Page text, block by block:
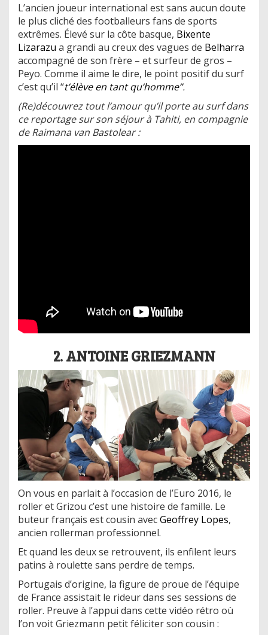
L’ancien joueur international est sans aucun doute
le plus cliché des footballeurs fans de sports
extrêmes. Élevé sur la côte basque, Bixente
Lizarazu a grandi au creux des vagues de Belharra
accompagné de son frère – et surfeur de gros –
Peyo. Comme il aime le dire, le point positif du surf
c’est qu’il “t’élève en tant qu’homme”.
(Re)découvrez tout l’amour qu’il porte au surf dans
ce reportage sur son séjour à Tahiti, en compagnie
de Raimana van Bastolear :
2. ANTOINE GRIEZMANN
On vous en parlait à l’occasion de l’Euro 2016, le
roller et Grizou c’est une histoire de famille. Le
buteur français est cousin avecGeoffrey Lopes,
ancien rollerman professionnel.
Et quand les deux se retrouvent, ils enfilent leurs
patins à roulette sans perdre de temps.
Portugais d’origine, la figure de proue de l’équipe
de France assistait le rideur dans ses sessions de
roller. Preuve à l’appui dans cette vidéo rétro où
l’on voit Griezmann petit féliciter son cousin :